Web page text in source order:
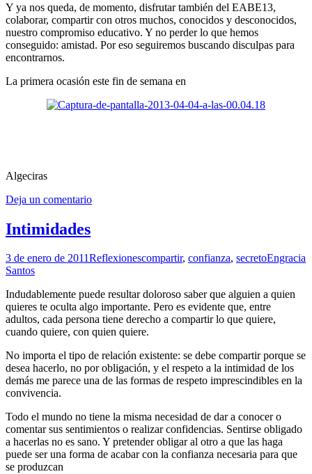
Y ya nos queda, de momento, disfrutar también del EABE13,
colaborar, compartir con otros muchos, conocidos y desconocidos,
nuestro compromiso educativo. Y no perder lo que hemos
conseguido: amistad. Por eso seguiremos buscando disculpas para
encontrarnos.
La primera ocasión este fin de semana en
Algeciras
Deja un comentario
Intimidades
3 de enero de 2011Reflexionescompartir, confianza, secretoEngracia
Santos
Indudablemente puede resultar doloroso saber que alguien a quien
quieres te oculta algo importante. Pero es evidente que, entre
adultos, cada persona tiene derecho a compartir lo que quiere,
cuando quiere, con quien quiere.
No importa el tipo de relación existente: se debe compartir porque se
desea hacerlo, no por obligación, y el respeto a la intimidad de los
demás me parece una de las formas de respeto imprescindibles en la
convivencia.
Todo el mundo no tiene la misma necesidad de dar a conocer o
comentar sus sentimientos o realizar confidencias. Sentirse obligado
a hacerlas no es sano. Y pretender obligar al otro a que las haga
puede ser una forma de acabar con la confianza necesaria para que
se produzcan